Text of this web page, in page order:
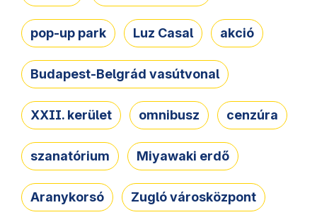
pop-up park Luz Casal akció
Budapest-Belgrád vasútvonal
XXII. kerület omnibusz cenzúra
szanatórium Miyawaki erdő
Aranykorsó Zugló városközpont